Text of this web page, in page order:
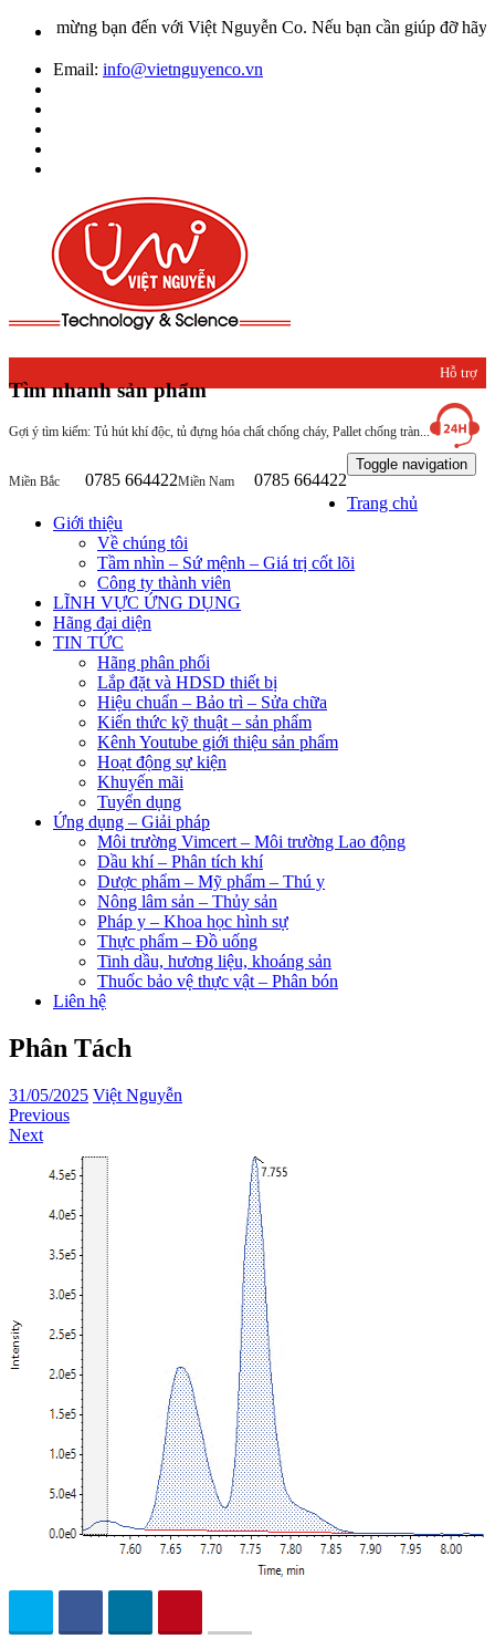
mừng bạn đến với Việt Nguyễn Co. Nếu bạn cần giúp đỡ hãy liên
Email: info@vietnguyenco.vn
Tìm nhanh sản phẩm
Gợi ý tìm kiếm: Tủ hút khí độc, tủ đựng hóa chất chống cháy, Pallet chống tràn...
Hỗ trợ
khách
hàng
Miền Bắc 0785 664422Miền Nam 0785 664422
Toggle navigation
Trang chủ
Giới thiệu
Về chúng tôi
Tầm nhìn – Sứ mệnh – Giá trị cốt lõi
Công ty thành viên
LĨNH VỰC ỨNG DỤNG
Hãng đại diện
TIN TỨC
Hãng phân phối
Lắp đặt và HDSD thiết bị
Hiệu chuẩn – Bảo trì – Sửa chữa
Kiến thức kỹ thuật – sản phẩm
Kênh Youtube giới thiệu sản phẩm
Hoạt động sự kiện
Khuyến mãi
Tuyển dụng
Ứng dụng – Giải pháp
Môi trường Vimcert – Môi trường Lao động
Dầu khí – Phân tích khí
Dược phẩm – Mỹ phẩm – Thú y
Nông lâm sản – Thủy sản
Pháp y – Khoa học hình sự
Thực phẩm – Đồ uống
Tinh dầu, hương liệu, khoáng sản
Thuốc bảo vệ thực vật – Phân bón
Liên hệ
Phân Tách
31/05/2025 Việt Nguyễn
Previous
Next